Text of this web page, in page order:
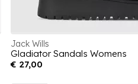
Jack Wills
Gladiator Sandals Womens
€ 27,00